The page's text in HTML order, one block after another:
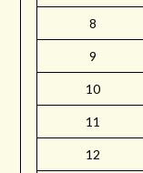
8
9
10
11
12